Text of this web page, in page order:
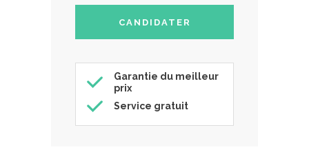
Garantie du meilleur
prix
Service gratuit